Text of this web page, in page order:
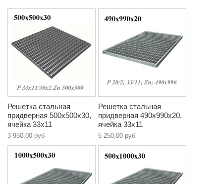
Решетка стальная
придверная 500х500х30,
ячейка 33х11
3 950,00 руб
Решетка стальная
придверная 490х990х20,
ячейка 33х11
5 250,00 руб